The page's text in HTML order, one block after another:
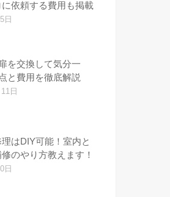
依頼する費用も掲載
日
を交換して気分一
と費用を徹底解説
日
理はDIY可能！室内と
のやり方教えます！
日